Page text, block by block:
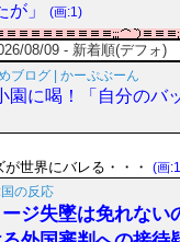
」
(画:1)
08/09 - 新着順(デフォ)
ブログ | かーぷぶーん
園に喝！「自分のバ
が世界にバレる・・・
(画
の反応
ジ失墜は免れない